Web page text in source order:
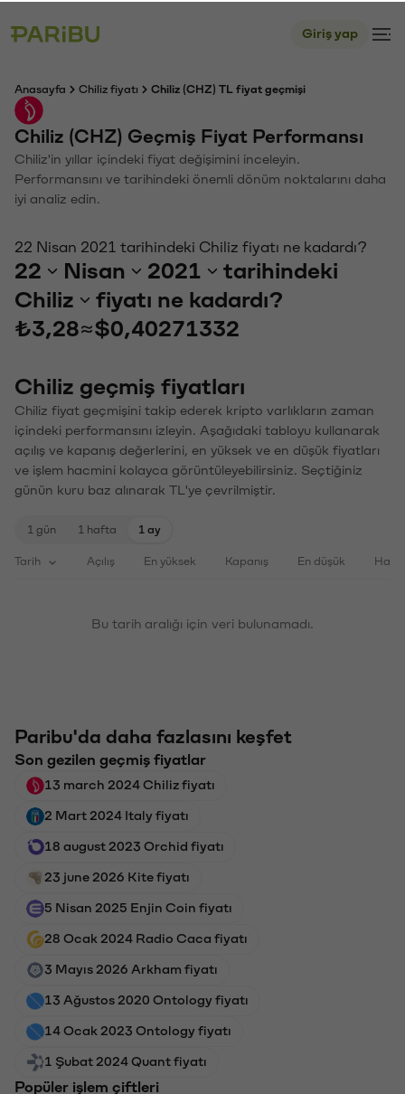
Giriş yap
Anasayfa Chiliz fiyatı Chiliz (CHZ) TL fiyat geçmişi
Chiliz (CHZ) Geçmiş Fiyat Performansı
Chiliz'in yıllar içindeki fiyat değişimini inceleyin.
Performansını ve tarihindeki önemli dönüm noktalarını daha
iyi analiz edin.
22 Nisan 2021 tarihindeki Chiliz fiyatı ne kadardı?
22 Nisan 2021
tarihindeki
Chiliz
fiyatı ne kadardı?
₺3,28≈$0,40271332
Chiliz geçmiş fiyatları
Chiliz fiyat geçmişini takip ederek kripto varlıkların zaman
içindeki performansını izleyin. Aşağıdaki tabloyu kullanarak
açılış ve kapanış değerlerini, en yüksek ve en düşük fiyatları
ve işlem hacmini kolayca görüntüleyebilirsiniz. Seçtiğiniz
günün kuru baz alınarak TL'ye çevrilmiştir.
1 gün 1 hafta 1 ay
Tarih Açılış En yüksek Kapanış En düşük
Bu tarih aralığı için veri bulunamadı.
Paribu'da daha fazlasını keşfet
Son gezilen geçmiş fiyatlar
13 march 2024 Chiliz fiyatı
2 Mart 2024 Italy fiyatı
18 august 2023 Orchid fiyatı
23 june 2026 Kite fiyatı
5 Nisan 2025 Enjin Coin fiyatı
28 Ocak 2024 Radio Caca fiyatı
3 Mayıs 2026 Arkham fiyatı
13 Ağustos 2020 Ontology fiyatı
14 Ocak 2023 Ontology fiyatı
1 Şubat 2024 Quant fiyatı
Popüler işlem çiftleri